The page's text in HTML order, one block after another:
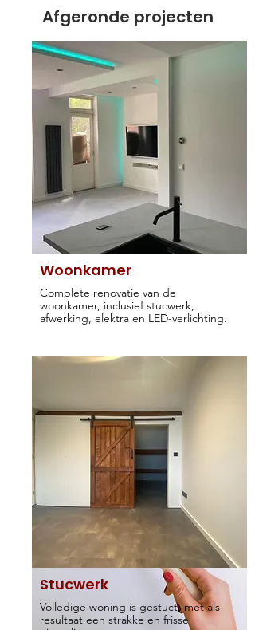
Afgeronde projecten
Woonkamer
Complete renovatie van de
woonkamer, inclusief stucwerk,
afwerking, elektra en LED-verlichting.
Stucwerk
Volledige woning is gestuct, met als
resultaat een strakke en frisse